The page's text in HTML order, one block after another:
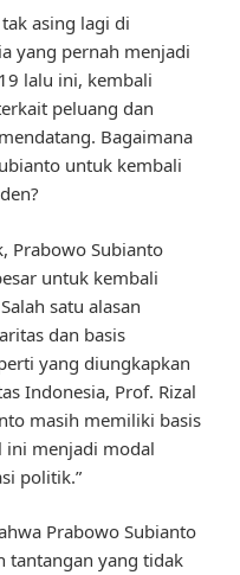
asing lagi di
yang pernah menjadi
lalu ini, kembali
peluang dan
Bagaimana
untuk kembali
Prabowo Subianto
untuk kembali
satu alasan
dan basis
yang diungkapkan
Indonesia, Prof. Rizal
masih memiliki basis
ini menjadi modal
politik.”
Prabowo Subianto
tantangan yang tidak